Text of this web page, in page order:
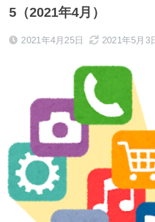
5（2021年4月）
2021年4月25日 2021年5月3